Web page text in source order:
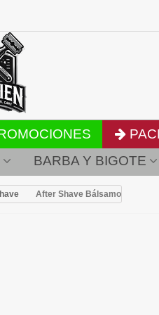
BARBA Y BIGOTE
After Shave Bálsamo